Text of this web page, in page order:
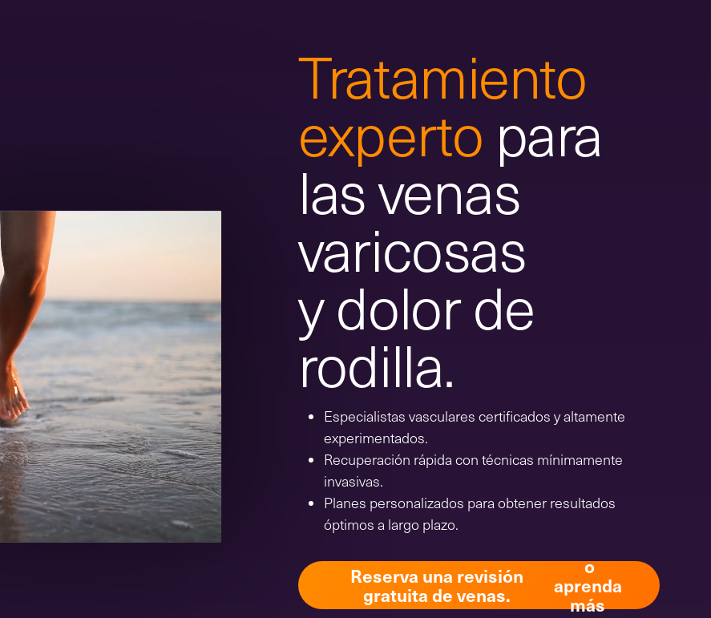
Tratamiento
experto para
las venas
varicosas
y dolor de
rodilla.
Especialistas vasculares certificados y altamente
experimentados.
Recuperación rápida con técnicas mínimamente
invasivas.
Planes personalizados para obtener resultados
óptimos a largo plazo.
Reserva una revisión
gratuita de venas.
o
aprenda
más